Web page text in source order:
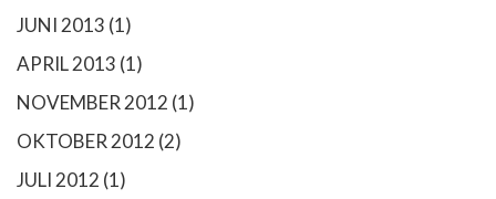
JUNI 2013 (1)
APRIL 2013 (1)
NOVEMBER 2012 (1)
OKTOBER 2012 (2)
JULI 2012 (1)